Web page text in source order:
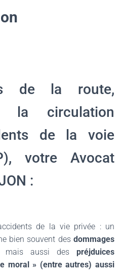
de la route,
la circulation
de la voie
votre Avocat
:
de la vie privée : un
bien souvent des dommages
mais aussi des préjduices
moral » (entre autres) aussi